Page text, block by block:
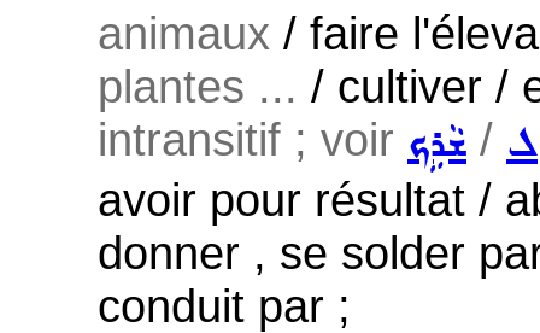
animaux / faire
plantes ... / cultiver /
intransitif ; voir ܫܵܪܹܟ /
avoir pour résultat /
donner , se solder
conduit par ;